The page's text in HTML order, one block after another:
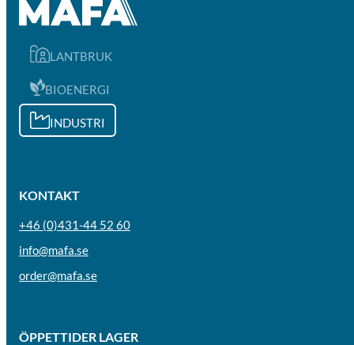
LANTBRUK
BIOENERGI
INDUSTRI
KONTAKT
+46 (0)431-44 52 60
info@mafa.se
order@mafa.se
ÖPPETTIDER LAGER